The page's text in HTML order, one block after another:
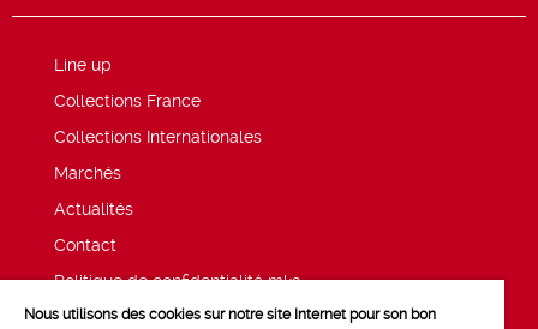
Line up
Collections France
Collections Internationales
Marchés
Actualités
Contact
Politique de confidentialité mk2
Mentions légales
Nous utilisons des cookies sur notre site Internet pour son bon